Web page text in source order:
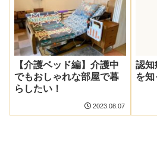
【介護ベッド編】介護中
でもおしゃれな部屋で暮
らしたい！
2023.08.07
認知
を知